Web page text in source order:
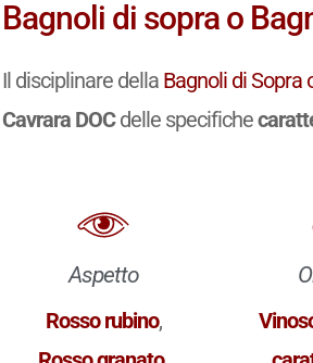
Bagnoli di sopra o
Il disciplinare della Bagnoli di Sopra
Cavrara DOCdelle specifiche
Aspetto
Rosso rubino,